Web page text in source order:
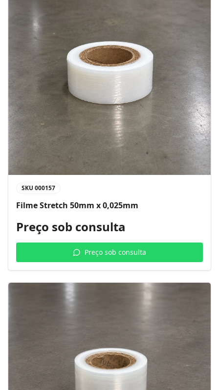
SKU 000157
Filme Stretch 50mm x 0,025mm
Preço sob consulta
Preço sob consulta